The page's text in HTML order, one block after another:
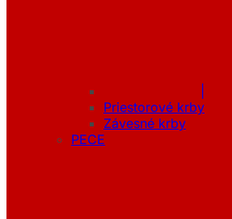
Priestorové krby
Závesné krby
PECE